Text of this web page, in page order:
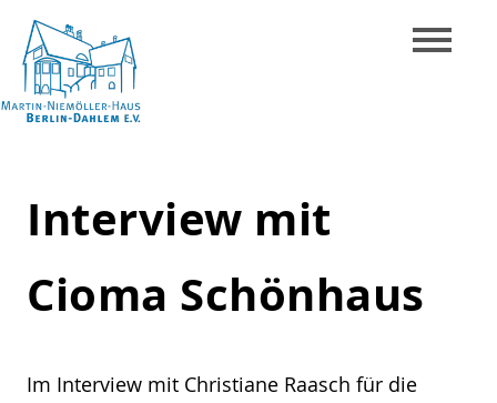
Skip
content
Niemöller-
Haus
Dahlem
Interview mit
Cioma Schönhaus
Im Interview mit Christiane Raasch für die